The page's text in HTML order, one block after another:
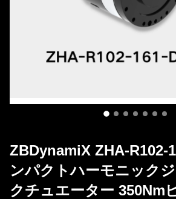
ZBDynamiX ZHA-R102-
ンパクトハーモニック
クチュエーター 350Nm